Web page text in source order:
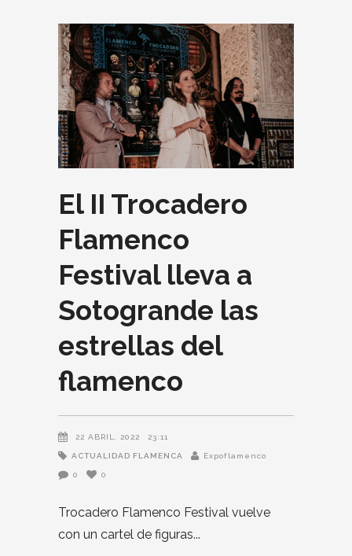
El II Trocadero
Flamenco
Festival lleva a
Sotogrande las
estrellas del
flamenco
22 ABRIL, 2022 23:11
ACTUALIDAD FLAMENCA Expoflamenco
0 0
Trocadero Flamenco Festival vuelve
con un cartel de figuras